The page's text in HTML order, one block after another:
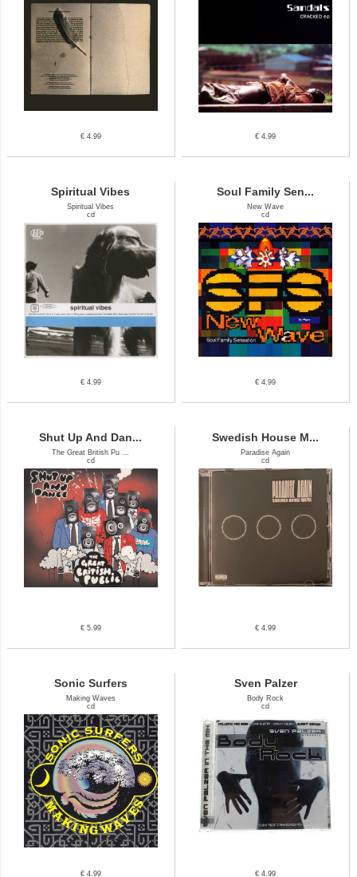
€ 4.99 € 4.99
Spiritual Vibes
Spiritual Vibes
cd
€ 4.99
Soul Family Sen...
New Wave
cd
€ 4.99
Shut Up And Dan...
The Great British Pu ...
cd
€ 5.99
Swedish House M...
Paradise Again
cd
€ 4.99
Sonic Surfers
Making Waves
cd
€ 4.99
Sven Palzer
Body Rock
cd
€ 4.99